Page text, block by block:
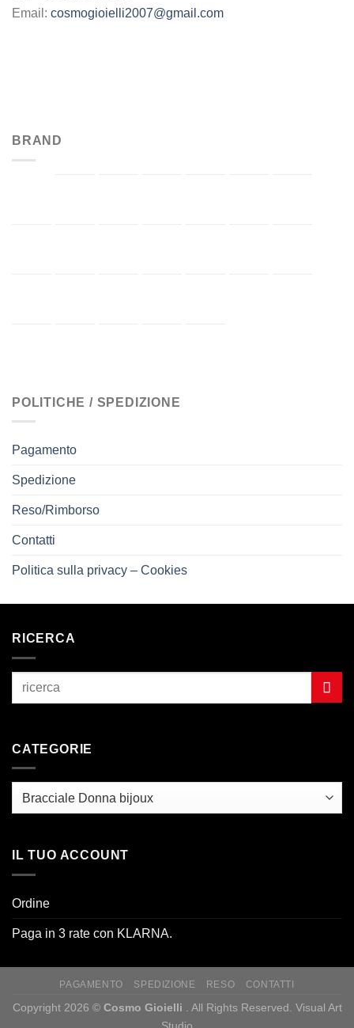
Email: cosmogioielli2007@gmail.com
BRAND
POLITICHE / SPEDIZIONE
Pagamento
Spedizione
Reso/Rimborso
Contatti
Politica sulla privacy – Cookies
RICERCA
CATEGORIE
IL TUO ACCOUNT
Ordine
Paga in 3 rate con KLARNA.
PAGAMENTO SPEDIZIONE RESO CONTATTI
Copyright 2026 © Cosmo Gioielli . All Rights Reserved. Visual Art